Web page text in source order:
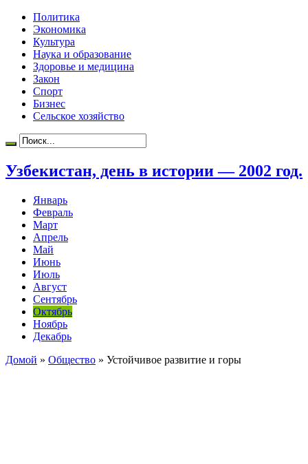
Политика
Экономика
Культура
Наука и образование
Здоровье и медицина
Закон
Спорт
Бизнес
Сельское хозяйство
Узбекистан, день в истории — 2002 год.
Январь
Февраль
Март
Апрель
Май
Июнь
Июль
Август
Сентябрь
Октябрь
Ноябрь
Декабрь
Домой » Общество » Устойчивое развитие и горы